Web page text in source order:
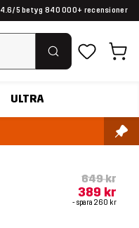
4.6/5 betyg 840 000+ recensioner
ULTRA
649 kr
389 kr
- spara 260 kr